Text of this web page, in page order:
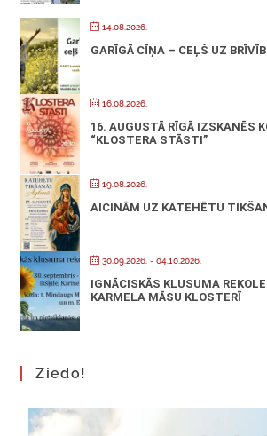
14.08.2026.
GARĪGĀ CĪŅA – CEĻŠ UZ
16.08.2026.
16. AUGUSTĀ RĪGĀ IZSKANĒS
“KLOSTERA STĀSTI”
19.08.2026.
AICINĀM UZ KATEHĒTU
30.09.2026. - 04.10.2026.
IGNĀCISKĀS KLUSUMA
KARMELA MĀSU KLOSTERĪ
Ziedo!